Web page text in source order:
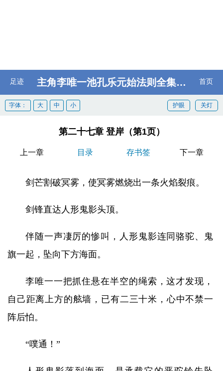
足迹 主角李唯一池孔乐元始法则全集阅读 首页
关灯
护眼
字体： 大 中 小
第二十七章 登岸（第1页）
上一章 目录 存书签 下一章
剑芒割破冥雾，使冥雾燃烧出一条火焰裂痕。
剑锋直达人形鬼影头顶。
伴随一声凄厉的惨叫，人形鬼影连同骆驼、鬼
旗一起，坠向下方海面。
李唯一一把抓住悬在半空的绳索，这才发现，
自己距离上方的舷墙，已有二三十米，心中不禁一
阵后怕。
“噗通！”